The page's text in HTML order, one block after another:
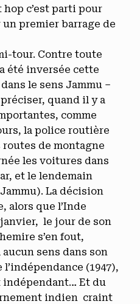
c’est parti pour
un premier barrage de
tour. Contre toute
été inversée cette
le sens Jammu –
quand il y a
comme
la police routière
de montagne
les voitures dans
et le lendemain
La décision
alors que l’Inde
janvier, le jour de son
s’en fout,
sens dans son
(1947),
indépendant… Et du
indien craint